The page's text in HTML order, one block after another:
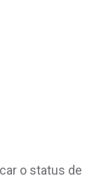
o status de